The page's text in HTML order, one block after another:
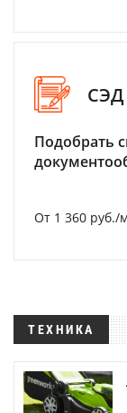
СЭД
Подобрать
От 1 360 руб./
ТЕХНИКА